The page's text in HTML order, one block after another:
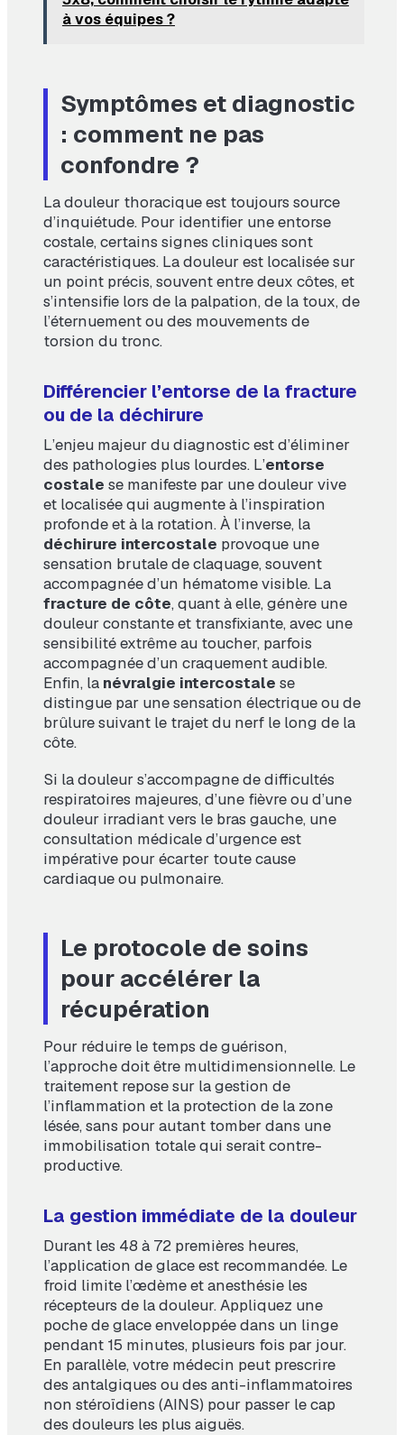
à vos équipes ?
Symptômes et diagnostic
: comment ne pas
confondre ?
La douleur thoracique est toujours source
d’inquiétude. Pour identifier une entorse
costale, certains signes cliniques sont
caractéristiques. La douleur est localisée sur
un point précis, souvent entre deux côtes, et
s’intensifie lors de la palpation, de la toux, de
l’éternuement ou des mouvements de
torsion du tronc.
Différencier l’entorse de la fracture
ou de la déchirure
L’enjeu majeur du diagnostic est d’éliminer
des pathologies plus lourdes. L’entorse
costale se manifeste par une douleur vive
et localisée qui augmente à l’inspiration
profonde et à la rotation. À l’inverse, la
déchirure intercostale provoque une
sensation brutale de claquage, souvent
accompagnée d’un hématome visible. La
fracture de côte, quant à elle, génère une
douleur constante et transfixiante, avec une
sensibilité extrême au toucher, parfois
accompagnée d’un craquement audible.
Enfin, la névralgie intercostale se
distingue par une sensation électrique ou de
brûlure suivant le trajet du nerf le long de la
côte.
Si la douleur s’accompagne de difficultés
respiratoires majeures, d’une fièvre ou d’une
douleur irradiant vers le bras gauche, une
consultation médicale d’urgence est
impérative pour écarter toute cause
cardiaque ou pulmonaire.
Le protocole de soins
pour accélérer la
récupération
Pour réduire le temps de guérison,
l’approche doit être multidimensionnelle. Le
traitement repose sur la gestion de
l’inflammation et la protection de la zone
lésée, sans pour autant tomber dans une
immobilisation totale qui serait contre-
productive.
La gestion immédiate de la douleur
Durant les 48 à 72 premières heures,
l’application de glace est recommandée. Le
froid limite l’œdème et anesthésie les
récepteurs de la douleur. Appliquez une
poche de glace enveloppée dans un linge
pendant 15 minutes, plusieurs fois par jour.
En parallèle, votre médecin peut prescrire
des antalgiques ou des anti-inflammatoires
non stéroïdiens (AINS) pour passer le cap
des douleurs les plus aiguës.